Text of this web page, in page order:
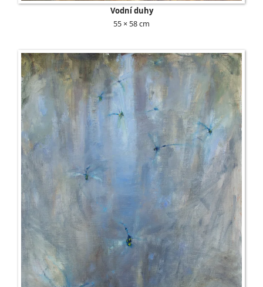
Vodní duhy
55 × 58 cm